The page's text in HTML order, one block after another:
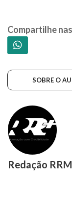
Compartilhe
SOBRE O
Redação